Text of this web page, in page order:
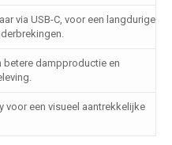
via USB-C, voor een langdurige
betere dampproductie en
voor een visueel aantrekkelijke